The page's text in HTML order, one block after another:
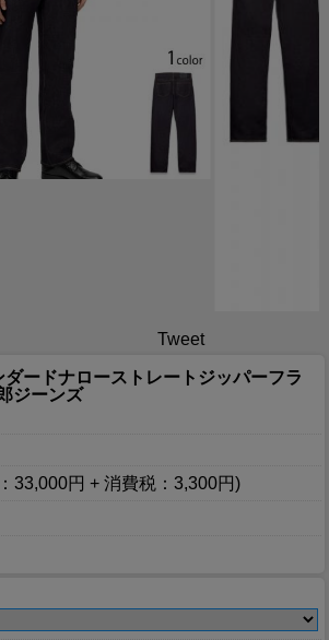
Tweet
ードナローストレートジッパーフラ
ジーンズ
33,000円 + 消費税：3,300円)